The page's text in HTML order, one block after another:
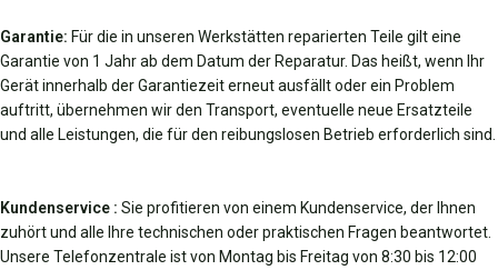
Garantie: Für die in unseren Werkstätten reparierten Teile gilt eine
Garantie von 1 Jahr ab dem Datum der Reparatur. Das heißt, wenn Ihr
Gerät innerhalb der Garantiezeit erneut ausfällt oder ein Problem
auftritt, übernehmen wir den Transport, eventuelle neue Ersatzteile
und alle Leistungen, die für den reibungslosen Betrieb erforderlich sind.
Kundenservice : Sie profitieren von einem Kundenservice, der Ihnen
zuhört und alle Ihre technischen oder praktischen Fragen beantwortet.
Unsere Telefonzentrale ist von Montag bis Freitag von 8:30 bis 12:00